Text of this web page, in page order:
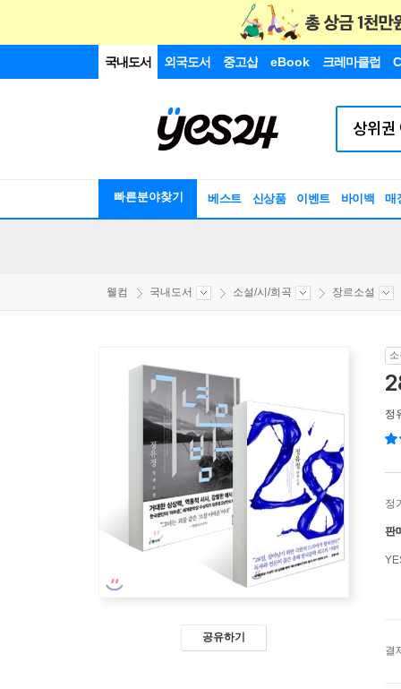
국내도서 외국도서 중고샵 eBook 크레마클럽
빠른분야찾기 베스트 신상품 이벤트 바이백 매
웰컴 국내도서 소설/시/희곡 장르소설
공유하기
정
정
판
결